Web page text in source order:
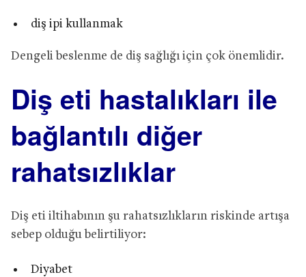
diş ipi kullanmak
Dengeli beslenme de diş sağlığı için çok önemlidir.
Diş eti hastalıkları ile
bağlantılı diğer
rahatsızlıklar
Diş eti iltihabının şu rahatsızlıkların riskinde artışa
sebep olduğu belirtiliyor:
Diyabet